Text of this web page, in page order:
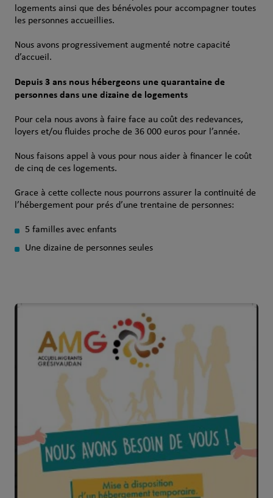
logements ainsi que des bénévoles pour accompagner toutes
les personnes accueillies.
Nous avons progressivement augmenté notre capacité
d’accueil.
Depuis 3 ans nous hébergeons une quarantaine de
personnes dans une dizaine de logements
Pour cela nous avons à faire face au coût des redevances,
loyers et/ou fluides proche de 36 000 euros pour l’année.
Nous faisons appel à vous pour nous aider à financer le coût
de cinq de ces logements.
Grace à cette collecte nous pourrons assurer la continuité de
l’hébergement pour prés d’une trentaine de personnes:
5 familles avec enfants
Une dizaine de personnes seules